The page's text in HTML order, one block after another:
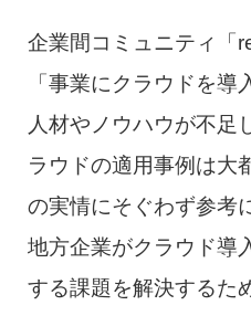
企業間コミュニティ「
「事業にクラウドを
人材やノウハウが不足
ラウドの適用事例は大
の実情にそぐわず参考
地方企業がクラウド導
する課題を解決するた